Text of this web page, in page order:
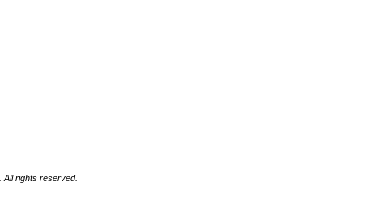
. All rights reserved.